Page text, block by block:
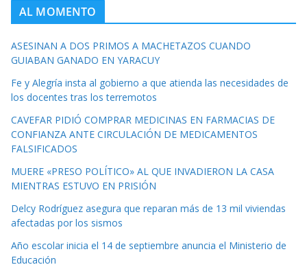
AL MOMENTO
ASESINAN A DOS PRIMOS A MACHETAZOS CUANDO
GUIABAN GANADO EN YARACUY
Fe y Alegría insta al gobierno a que atienda las necesidades de
los docentes tras los terremotos
CAVEFAR PIDIÓ COMPRAR MEDICINAS EN FARMACIAS DE
CONFIANZA ANTE CIRCULACIÓN DE MEDICAMENTOS
FALSIFICADOS
MUERE «PRESO POLÍTICO» AL QUE INVADIERON LA CASA
MIENTRAS ESTUVO EN PRISIÓN
Delcy Rodríguez asegura que reparan más de 13 mil viviendas
afectadas por los sismos
Año escolar inicia el 14 de septiembre anuncia el Ministerio de
Educación